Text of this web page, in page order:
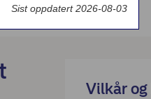
Vilkår
Sist oppdatert 2026-08-03